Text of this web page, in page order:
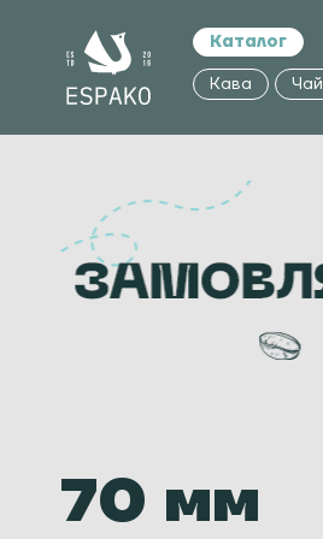
Каталог
Кава Чай
70 мм